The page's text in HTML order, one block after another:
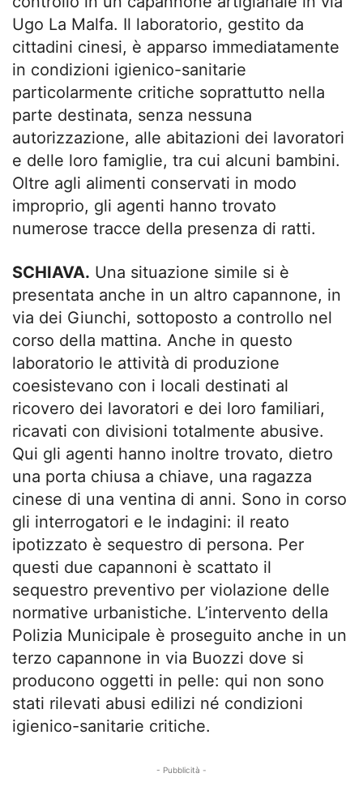
Ugo La Malfa. Il laboratorio, gestito da
cittadini cinesi, è apparso immediatamente
in condizioni igienico-sanitarie
particolarmente critiche soprattutto nella
parte destinata, senza nessuna
autorizzazione, alle abitazioni dei lavoratori
e delle loro famiglie, tra cui alcuni bambini.
Oltre agli alimenti conservati in modo
improprio, gli agenti hanno trovato
numerose tracce della presenza di ratti.
SCHIAVA. Una situazione simile si è
presentata anche in un altro capannone, in
via dei Giunchi, sottoposto a controllo nel
corso della mattina. Anche in questo
laboratorio le attività di produzione
coesistevano con i locali destinati al
ricovero dei lavoratori e dei loro familiari,
ricavati con divisioni totalmente abusive.
Qui gli agenti hanno inoltre trovato, dietro
una porta chiusa a chiave, una ragazza
cinese di una ventina di anni. Sono in corso
gli interrogatori e le indagini: il reato
ipotizzato è sequestro di persona. Per
questi due capannoni è scattato il
sequestro preventivo per violazione delle
normative urbanistiche. L’intervento della
Polizia Municipale è proseguito anche in un
terzo capannone in via Buozzi dove si
producono oggetti in pelle: qui non sono
stati rilevati abusi edilizi né condizioni
igienico-sanitarie critiche.
- Pubblicità -